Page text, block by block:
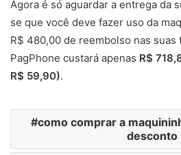
Agora é só aguardar a entrega da
se que você deve fazer uso da
R$ 480,00 de reembolso nas suas
PagPhone custará apenas R$
R$ 59,90).
como comprar a
desconto